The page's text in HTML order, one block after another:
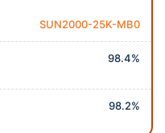
SUN2000-25K-MB0
98.4%
98.2%